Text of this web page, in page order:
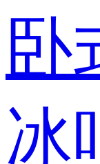
卧
冰